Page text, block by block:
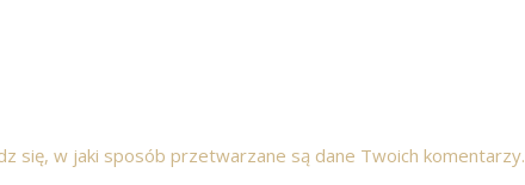
się, w jaki sposób przetwarzane są dane Twoich komentarzy.